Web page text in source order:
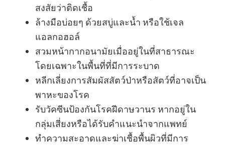
สงสัยว่าติดเชื้อ
ล้างมือบ่อยๆ ด้วยสบู่และน้ำ หรือใช้เจล
แอลกอฮอล์
สวมหน้ากากอนามัยเมื่ออยู่ในที่สาธารณะ
โดยเฉพาะในพื้นที่ที่มีการระบาด
หลีกเลี่ยงการสัมผัสสัตว์ป่าหรือสัตว์ที่อาจเป็น
พาหะของโรค
รับวัคซีนป้องกันโรคฝีดาษวานร หากอยู่ใน
กลุ่มเสี่ยงหรือได้รับคำแนะนำจากแพทย์
ทำความสะอาดและฆ่าเชื้อพื้นผิวที่มีการ